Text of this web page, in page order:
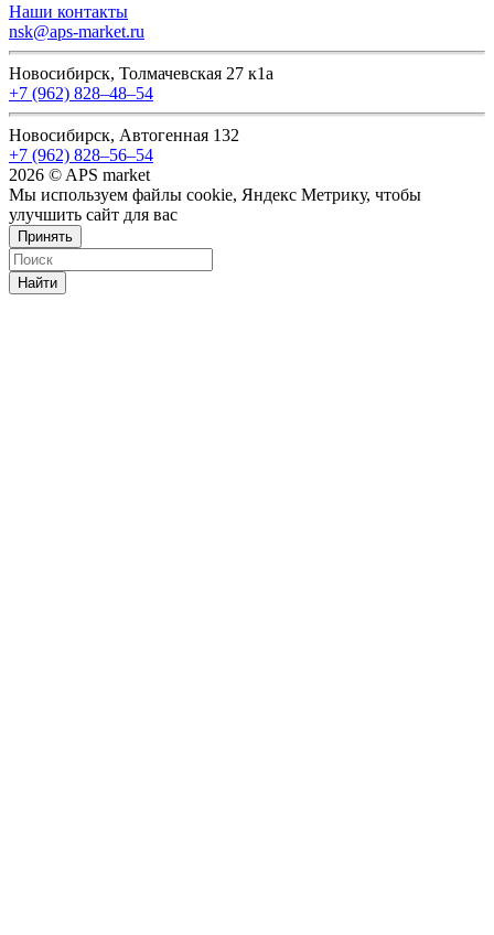
Наши контакты
nsk@aps-market.ru
Новосибирск, Толмачевская 27 к1а
+7 (962) 828‒48‒54
Новосибирск, Автогенная 132
+7 (962) 828‒56‒54
2026 © APS market
Мы используем файлы cookie, Яндекс Метрику, чтобы
улучшить сайт для вас
Принять
Найти